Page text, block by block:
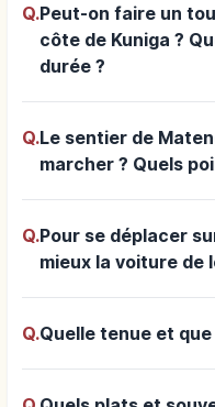
Q.Peut-on faire un
côte de Kuniga ?
durée ?
Q.Le sentier de
marcher ? Quels
Q.Pour se déplacer
mieux la voiture de
Q.Quelle tenue et